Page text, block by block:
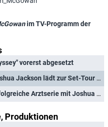
im TV-Programm der
vorerst abgesetzt
"Doctor Odyssey": Joshua Jackson lädt zur Set-Tour auf dem Traumschiff ein
"Doctor Odyssey": Erfolgreiche Arztserie mit Joshua Jackson ("The Affair") feiert rasche Deutschlandpremiere
Produktionen